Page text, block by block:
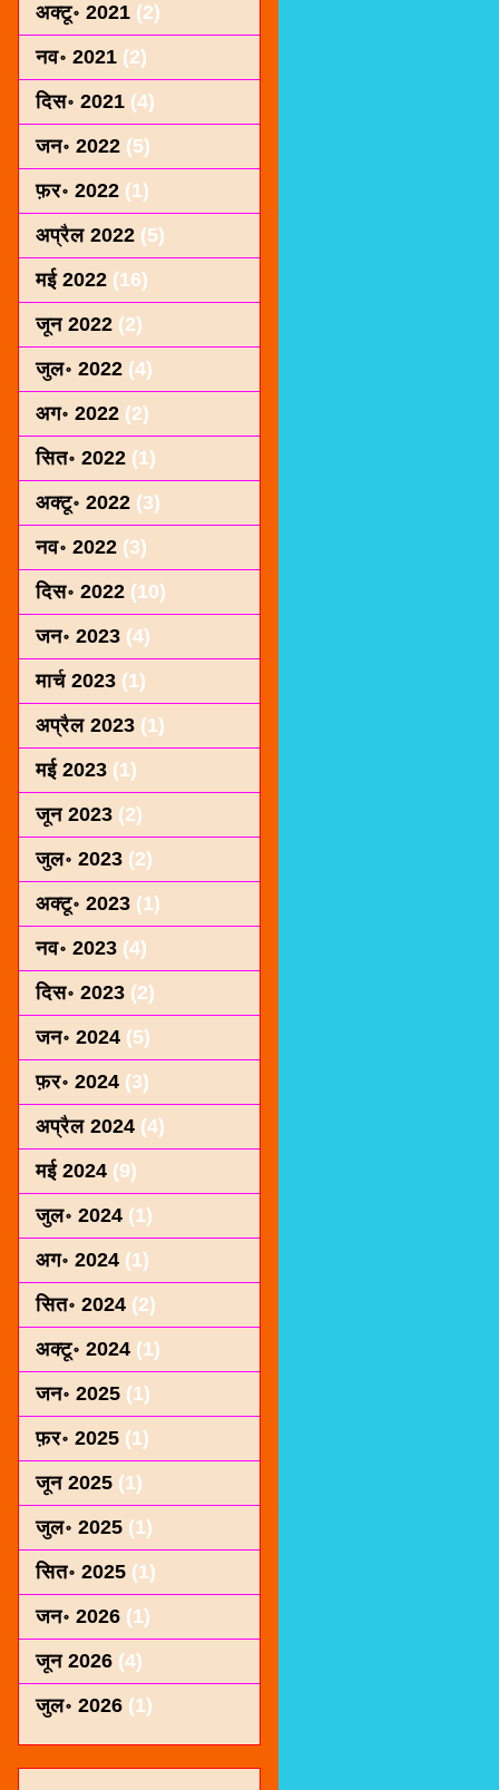
अक्टू॰ 2021 (2)
नव॰ 2021 (2)
दिस॰ 2021 (4)
जन॰ 2022 (5)
फ़र॰ 2022 (1)
अप्रैल 2022 (5)
मई 2022 (16)
जून 2022 (2)
जुल॰ 2022 (4)
अग॰ 2022 (2)
सित॰ 2022 (1)
अक्टू॰ 2022 (3)
नव॰ 2022 (3)
दिस॰ 2022 (10)
जन॰ 2023 (4)
मार्च 2023 (1)
अप्रैल 2023 (1)
मई 2023 (1)
जून 2023 (2)
जुल॰ 2023 (2)
अक्टू॰ 2023 (1)
नव॰ 2023 (4)
दिस॰ 2023 (2)
जन॰ 2024 (5)
फ़र॰ 2024 (3)
अप्रैल 2024 (4)
मई 2024 (9)
जुल॰ 2024 (1)
अग॰ 2024 (1)
सित॰ 2024 (2)
अक्टू॰ 2024 (1)
जन॰ 2025 (1)
फ़र॰ 2025 (1)
जून 2025 (1)
जुल॰ 2025 (1)
सित॰ 2025 (1)
जन॰ 2026 (1)
जून 2026 (4)
जुल॰ 2026 (1)